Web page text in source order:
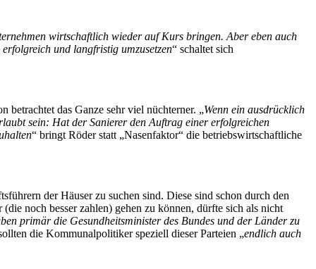
wirtschaftlich wieder auf Kurs bringen. Aber eben auch
und langfristig umzusetzen“ schaltet sich
das Ganze sehr viel nüchterner. „Wenn ein ausdrücklich
sein: Hat der Sanierer den Auftrag einer erfolgreichen
“ bringt Röder statt „Nasenfaktor“ die betriebswirtschaftliche
der Häuser zu suchen sind. Diese sind schon durch den
noch besser zahlen) gehen zu können, dürfte sich als nicht
primär die Gesundheitsminister des Bundes und der Länder zu
die Kommunalpolitiker speziell dieser Parteien „endlich auch